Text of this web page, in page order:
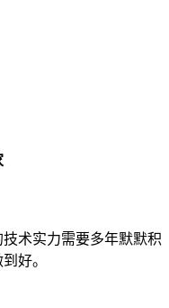
术实力需要多年默默积
好。